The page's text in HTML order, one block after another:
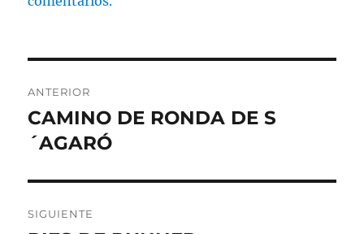
de
entradas
ANTERIOR
Entrada
anterior:
CAMINO DE RONDA DE S
´AGARÓ
SIGUIENTE